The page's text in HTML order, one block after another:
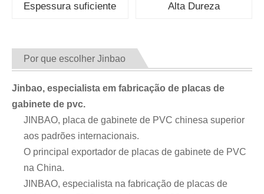
Espessura suficiente Alta Dureza
Por que escolher Jinbao
Jinbao, especialista em fabricação de placas de
gabinete de pvc.
JINBAO, placa de gabinete de PVC chinesa superior
aos padrões internacionais.
O principal exportador de placas de gabinete de PVC
na China.
JINBAO, especialista na fabricação de placas de